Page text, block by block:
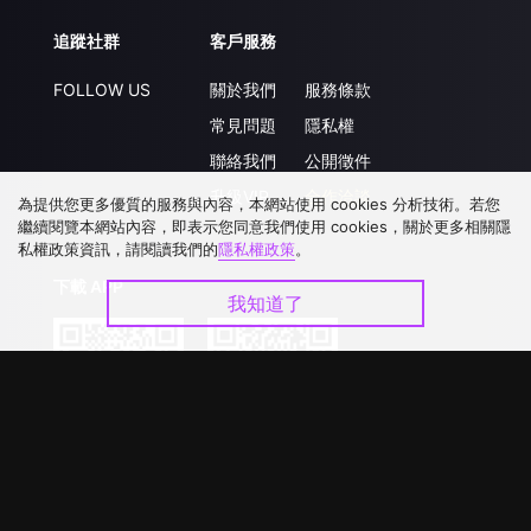
追蹤社群
FOLLOW US
客戶服務
關於我們
常見問題
聯絡我們
升級VIP
服務條款
隱私權
公開徵件
合作洽談
下載 APP
為提供您更多優質的服務與內容，本網站使用 cookies 分析技術。若您
繼續閱覽本網站內容，即表示您同意我們使用 cookies，關於更多相關隱
私權政策資訊，請閱讀我們的隱私權政策。
我知道了